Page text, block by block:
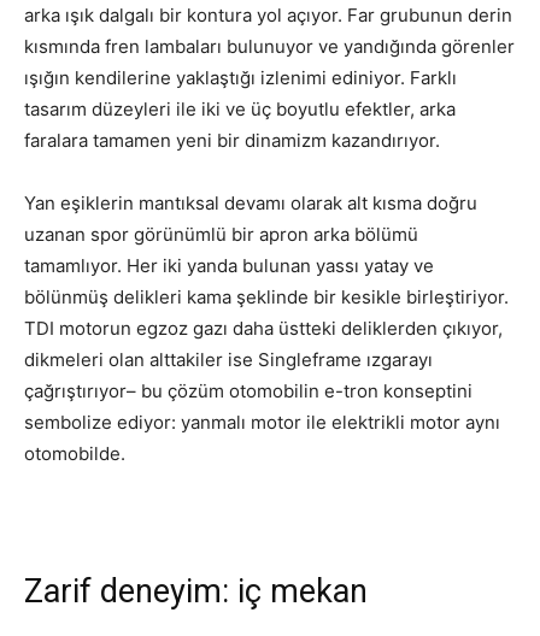
arka ışık dalgalı bir kontura yol açıyor. Far grubunun derin
kısmında fren lambaları bulunuyor ve yandığında görenler
ışığın kendilerine yaklaştığı izlenimi ediniyor. Farklı
tasarım düzeyleri ile iki ve üç boyutlu efektler, arka
faralara tamamen yeni bir dinamizm kazandırıyor.
Yan eşiklerin mantıksal devamı olarak alt kısma doğru
uzanan spor görünümlü bir apron arka bölümü
tamamlıyor. Her iki yanda bulunan yassı yatay ve
bölünmüş delikleri kama şeklinde bir kesikle birleştiriyor.
TDI motorun egzoz gazı daha üstteki deliklerden çıkıyor,
dikmeleri olan alttakiler ise Singleframe ızgarayı
çağrıştırıyor– bu çözüm otomobilin e-tron konseptini
sembolize ediyor: yanmalı motor ile elektrikli motor aynı
otomobilde.
Zarif deneyim: iç mekan